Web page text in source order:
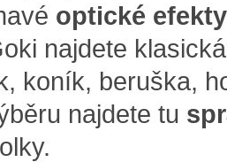
optické
najdete
koník, beruška,
najdete tu